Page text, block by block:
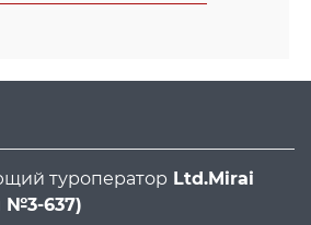
туроператор Ltd.Mirai
№3-637)